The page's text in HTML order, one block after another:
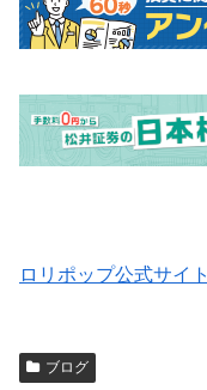
ロリポップ公式サイト
ブログ